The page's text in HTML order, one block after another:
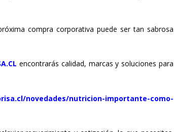
compra corporativa puede ser tan sabrosa
encontrarás calidad, marcas y soluciones para
novedades/nutricion-importante-como-